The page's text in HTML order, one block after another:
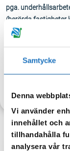
Samtycke
Denna
Vi använder
innehållet och
tillhandahålla
analysera vår
pga.
(berörda fastigheter
Om arbetet går
Tack för din förståelse!